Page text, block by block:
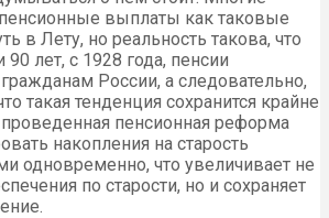
пенсионные выплаты как таковые
в Лету, но реальность такова, что
лет, с 1928 года, пенсии
России, а следовательно,
такая тенденция сохранится крайне
пенсионная реформа
накопления на старость
одновременно, что увеличивает не
по старости, но и сохраняет